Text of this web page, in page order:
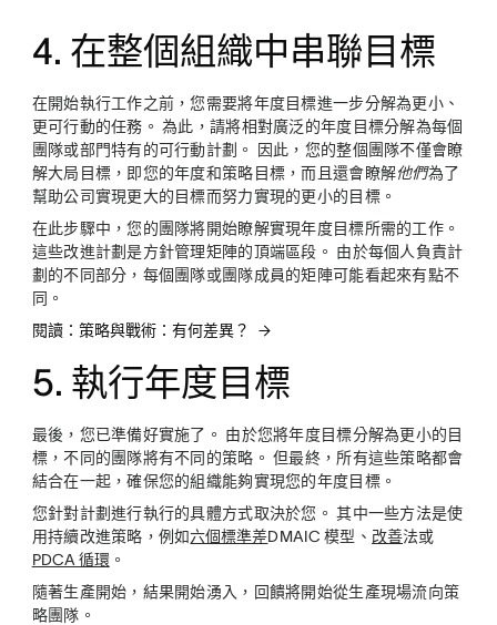
4. 在整個組織中串聯目標
在開始執行工作之前，您需要將年度目標進一步分解為更小、
更可行動的任務。 為此，請將相對廣泛的年度目標分解為每個
團隊或部門特有的可行動計劃。 因此，您的整個團隊不僅會瞭
解大局目標，即您的年度和策略目標，而且還會瞭解他們為了
幫助公司實現更大的目標而努力實現的更小的目標。
在此步驟中，您的團隊將開始瞭解實現年度目標所需的工作。
這些改進計劃是方針管理矩陣的頂端區段。 由於每個人負責計
劃的不同部分，每個團隊或團隊成員的矩陣可能看起來有點不
同。
閱讀：策略與戰術：有何差異？
5. 執行年度目標
最後，您已準備好實施了。 由於您將年度目標分解為更小的目
標，不同的團隊將有不同的策略。 但最終，所有這些策略都會
結合在一起，確保您的組織能夠實現您的年度目標。
您針對計劃進行執行的具體方式取決於您。 其中一些方法是使
用持續改進策略，例如六個標準差DMAIC 模型、 改善法或
PDCA 循環。
隨著生產開始，結果開始湧入，回饋將開始從生產現場流向策
略團隊。